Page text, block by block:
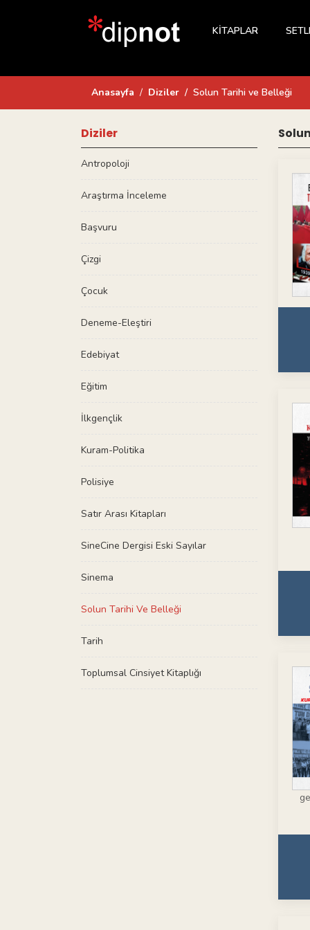
KİTAPLAR
Anasayfa Diziler Solun Tarihi ve Belleği
Diziler
Antropoloji
Araştırma İnceleme
Başvuru
Çizgi
Çocuk
Deneme-Eleştiri
Edebiyat
Eğitim
İlkgençlik
Kuram-Politika
Polisiye
Satır Arası Kitapları
SineCine Dergisi Eski Sayılar
Sinema
Solun Tarihi Ve Belleği
Tarih
Toplumsal Cinsiyet Kitaplığı